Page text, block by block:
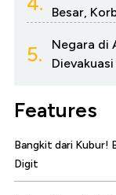
Besar,
5.
Negara di
Features
Bangkit dari Kubur!
Digit